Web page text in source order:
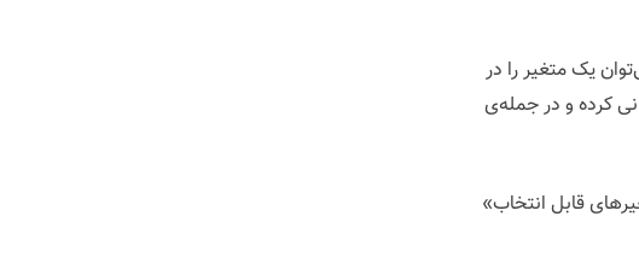
می‌توان یک متغیر را در
کرده و در جمله‌ی
قابل انتخاب»